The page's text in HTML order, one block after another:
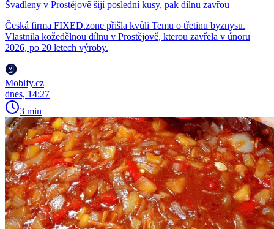
Švadleny v Prostějově šijí poslední kusy, pak dílnu zavřou
Česká firma FIXED.zone přišla kvůli Temu o třetinu byznysu.
Vlastnila kožedělnou dílnu v Prostějově, kterou zavřela v únoru
2026, po 20 letech výroby.
Mobify.cz
dnes, 14:27
3 min